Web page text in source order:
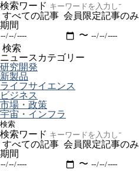
検索ワード
すべての記事 会員限定記事のみ
期間
〜
検索
ニュースカテゴリー
研究開発
新製品
ライフサイエンス
ビジネス
市場・政策
宇宙・インフラ
検索
検索ワード
すべての記事 会員限定記事のみ
期間
〜